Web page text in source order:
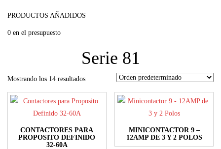
PRODUCTOS AÑADIDOS
0 en el presupuesto
Serie 81
Mostrando los 14 resultados
CONTACTORES PARA
PROPOSITO DEFINIDO
32-60A
MINICONTACTOR 9 –
12AMP DE 3 Y 2 POLOS